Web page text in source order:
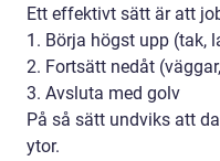
Ett effektivt sätt är att
1. Börja högst upp (tak,
2. Fortsätt nedåt
3. Avsluta med golv
På så sätt undviks att
ytor.